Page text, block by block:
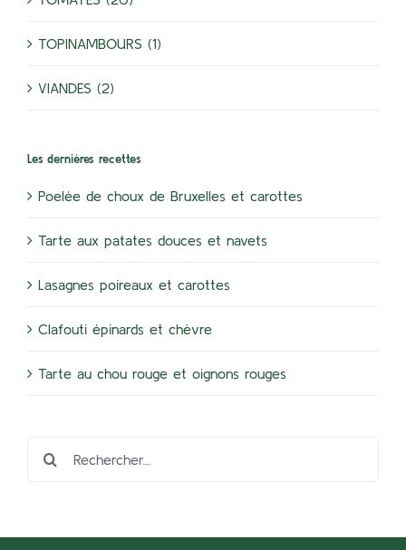
TOPINAMBOURS (1)
VIANDES (2)
Les dernières recettes
Poelée de choux de Bruxelles et carottes
Tarte aux patates douces et navets
Lasagnes poireaux et carottes
Clafouti épinards et chèvre
Tarte au chou rouge et oignons rouges